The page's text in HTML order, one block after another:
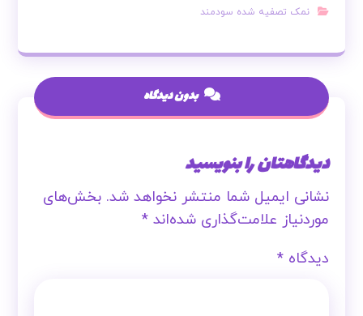
نمک تصفیه شده سودمند
بدون دیدگاه
دیدگاهتان را بنویسید
نشانی ایمیل شما منتشر نخواهد شد. بخش‌های
موردنیاز علامت‌گذاری شده‌اند*
دیدگاه*